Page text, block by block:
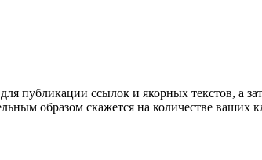
публикации ссылок и якорных текстов, а
образом скажется на количестве ваших